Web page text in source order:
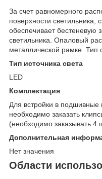
За счет равномерного
поверхности светильника,
обеспечивает бестеневую
светильника. Опаловый
металлической рамке. Тип
Тип источника света
LED
Комплектация
Для встройки в подшивные
необходимо заказать
(необходимо заказывать 4
Дополнительная
Нет значения
Области